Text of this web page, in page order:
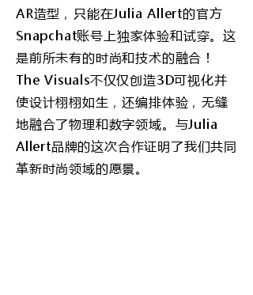
AR造型，只能在Julia Allert的官方
Snapchat账号上独家体验和试穿。这
是前所未有的时尚和技术的融合！
The Visuals不仅仅创造3D可视化并
使设计栩栩如生，还编排体验，无缝
地融合了物理和数字领域。与Julia
Allert品牌的这次合作证明了我们共同
革新时尚领域的愿景。